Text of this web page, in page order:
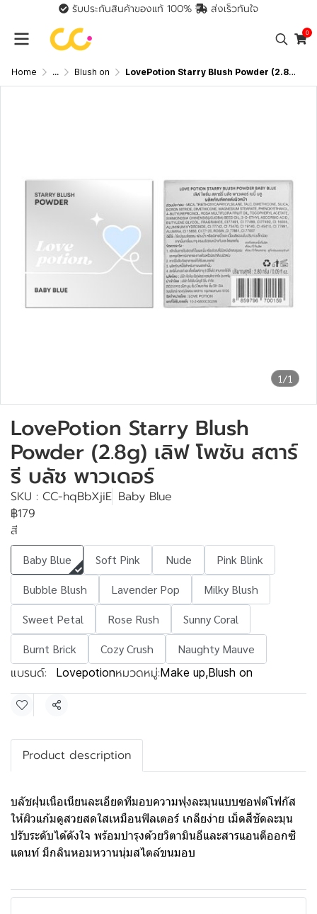
รับประกันสินค้าของแท้ 100% ส่งเร็วทันใจ
0
Home ... Blush on LovePotion Starry Blush Powder (2.8g) เลิฟ โพชัน สตาร์รี บลัช พาวเดอร์
1/1
LovePotion Starry Blush
Powder (2.8g) เลิฟ โพชัน สตาร์
รี บลัช พาวเดอร์
SKU : CC-hqBbXjiE Baby Blue
฿179
สี
Baby Blue Soft Pink Nude
Pink Blink
Bubble Blush
Lavender Pop
Milky Blush
Sweet Petal
Rose Rush
Sunny Coral
Burnt Brick
Cozy Crush Naughty Mauve
แบรนด์: Lovepotionหมวดหมู่:Make up,Blush on
แชร์
Product description
บลัชฝุนเนือเนียนละเอียดทีมอบความฟุงละมุนแบบซอฟต์โฟกัส
ให้ผิวแก้มดูสวยสดใสเหมือนฟิลเตอร์ เกลียง่าย เม็ดสีชัดละมุน
ปรับระดับได้ดังใจ พร้อมบํารุงด้วยวิตามินอีและสารแอนตีออกซิ
แดนท์ มีกลินหอมหวานนุ่มสไตล์ขนมอบ